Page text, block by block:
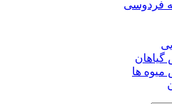
فردوسی
ها